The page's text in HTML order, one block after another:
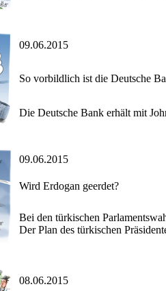
09.06.2015
So vorbildlich ist die Deutsche
Die Deutsche Bank erhält mit
09.06.2015
Wird Erdogan geerdet?
Bei den türkischen
Der Plan des türkischen
08.06.2015